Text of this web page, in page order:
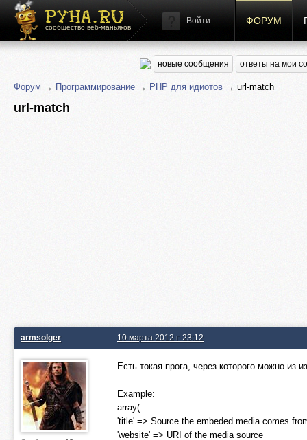
сообщество веб-маньяков
Войти ФОРУМ
новые сообщения ответы на мои
Форум → Программирование → PHP для идиотов → url-match
url-match
armsolger 10 марта 2012 г. 23:12
Есть токая прога, через которого можно
Example:
array(
'title' => Source the embeded media comes
'website' => URI of the media source